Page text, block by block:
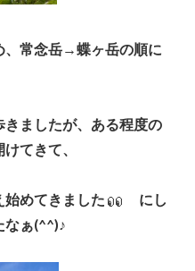
、常念岳→蝶ヶ岳の順に
ましたが、ある程度の
てきて、
始めてきました
にし
なぁ(^^)♪